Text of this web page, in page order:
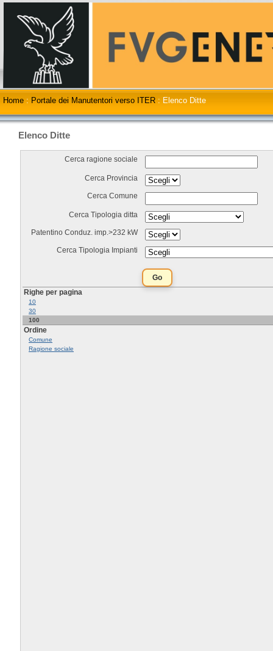
Home : Portale dei Manutentori verso ITER : Elenco Ditte
Elenco Ditte
Cerca ragione sociale
Cerca Provincia
Cerca Comune
Cerca Tipologia ditta
Patentino Conduz. imp.>232 kW
Cerca Tipologia Impianti
Righe per pagina
10
30
100
Ordine
Comune
Ragione sociale